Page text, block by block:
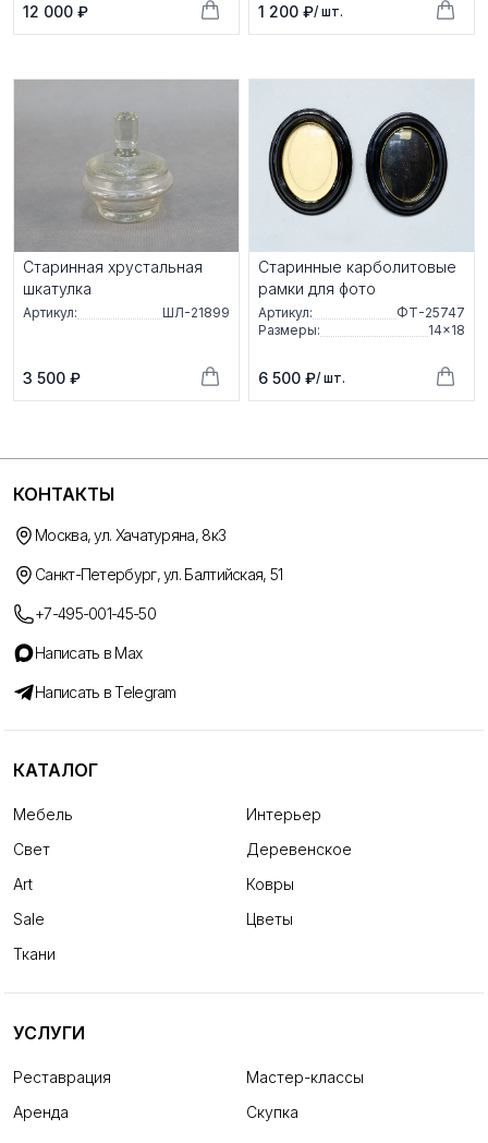
12 000 ₽ 1 200 ₽/ шт.
Старинная хрустальная
шкатулка
Артикул: ШЛ-21899
3 500 ₽
Старинные карболитовые
рамки для фото
Артикул:
ФТ-25747
Размеры:
14×18
6 500 ₽/ шт.
КОНТАКТЫ
Москва, ул. Хачатуряна, 8к3
Санкт-Петербург, ул. Балтийская, 51
+7-495-001-45-50
Написать в Max
Написать в Telegram
КАТАЛОГ
Мебель
Интерьер
Свет
Деревенское
Art
Ковры
Sale
Цветы
Ткани
УСЛУГИ
Реставрация
Мастер-классы
Аренда
Скупка